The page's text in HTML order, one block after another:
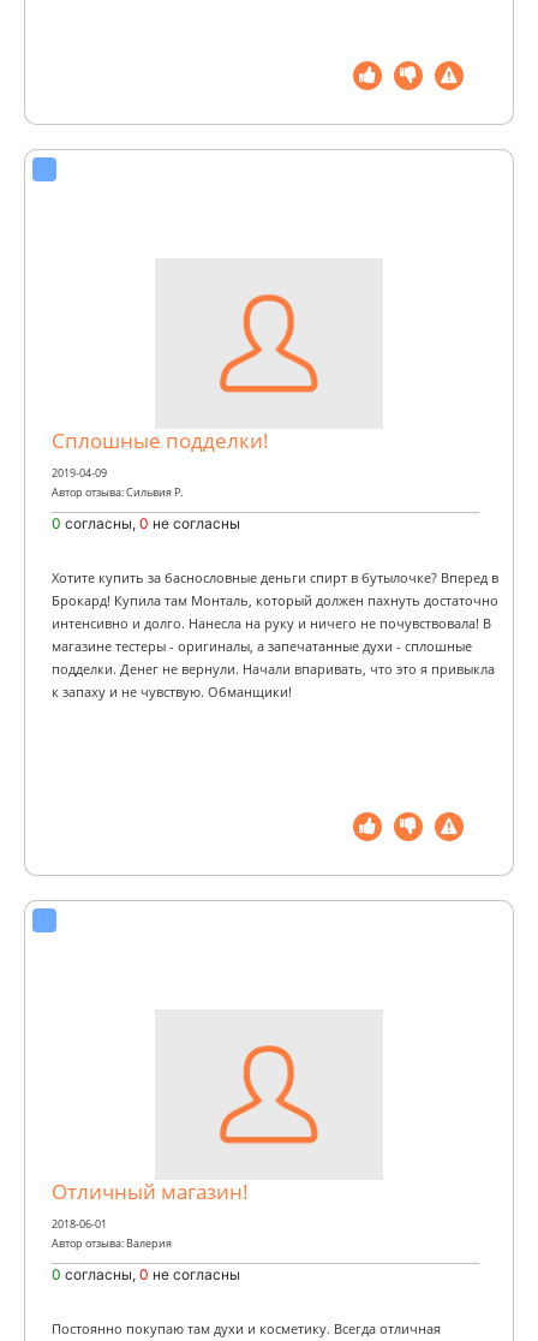
Сплошные подделки!
2019-04-09
Автор отзыва: Сильвия Р.
0 согласны, 0 не согласны
Хотите купить за баснословные деньги спирт в бутылочке? Вперед в
Брокард! Купила там Монталь, который должен пахнуть достаточно
интенсивно и долго. Нанесла на руку и ничего не почувствовала! В
магазине тестеры - оригиналы, а запечатанные духи - сплошные
подделки. Денег не вернули. Начали впаривать, что это я привыкла
к запаху и не чувствую. Обманщики!
Отличный магазин!
2018-06-01
Автор отзыва: Валерия
0 согласны, 0 не согласны
Постоянно покупаю там духи и косметику. Всегда отличная